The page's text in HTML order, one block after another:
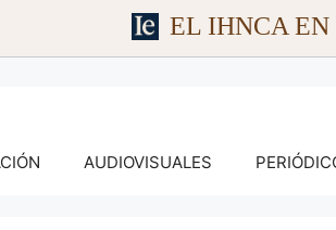
EL IHNCA
AUDIOVISUALES